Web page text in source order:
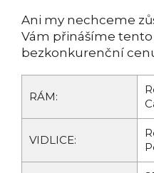
Ani my nechceme
Vám přinášíme
bezkonkurenční
RÁM:
VIDLICE: